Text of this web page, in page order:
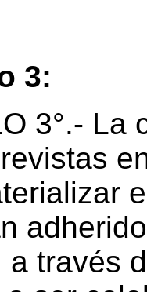
3:
3°.- La
a través